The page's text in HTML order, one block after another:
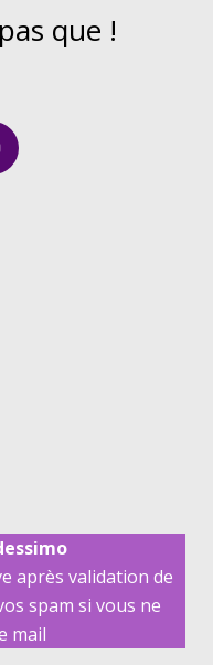
que !
après validation de
spam si vous ne
mail